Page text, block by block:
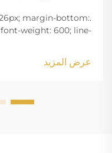
margin-bottom:
weight: 600; line-
!important; font-
w...
عرض المزيد